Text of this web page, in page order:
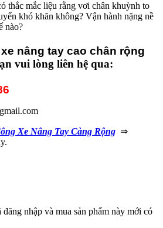
thắc mắc liệu rằng vơi chân khuỳnh to
khó khăn không? Vận hành nặng nề
nào?
xe nâng tay cao chân rộng
vui lòng liên hệ qua:
Xe Nâng Tay Càng Rộng ⇒
nhập và mua sản phẩm này mới có